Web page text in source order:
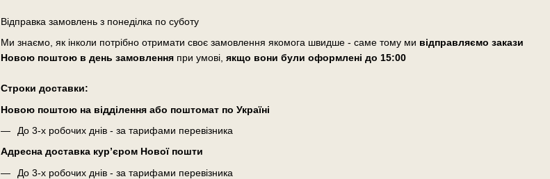
Відправка замовлень з понеділка по суботу
Ми знаємо, як інколи потрібно отримати своє замовлення якомога швидше - саме тому ми відправляємо закази
Новою поштою в день замовленняпри умові, якщо вони були оформлені до 15:00
Cтроки доставки:
Новою поштою на відділення або поштомат по Україні
До 3-х робочих днів - за тарифами перевізника
Адресна доставка кур’єром Нової пошти
До 3-х робочих днів - за тарифами перевізника